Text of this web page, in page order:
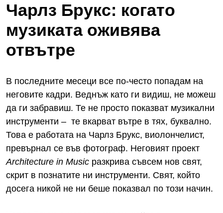
Чарлз Брукс: когато
музиката оживява
отвътре
В последните месеци все по-често попадам на
неговите кадри. Веднъж като ги видиш, не можеш
да ги забравиш. Те не просто показват музикални
инструменти – те вкарват вътре в тях, буквално.
Това е работата на Чарлз Брукс, виолончелист,
превърнал се във фотограф. Неговият проект
Architecture in Music разкрива съвсем нов свят,
скрит в познатите ни инструменти. Свят, който
досега никой не ни беше показвал по този начин.